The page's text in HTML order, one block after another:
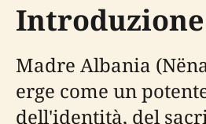
Introduzione
Madre Albania
erge come un
dell'identità, del